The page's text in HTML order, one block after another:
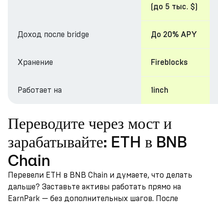
(до 5 тыс. $)
Доход после bridge До 20% APY
Хранение Fireblocks
Работает на 1inch
Переводите через мост и
зарабатывайте: ETH в BNB
Chain
Перевели ETH в BNB Chain и думаете, что делать
дальше? Заставьте активы работать прямо на
EarnPark — без дополнительных шагов. После